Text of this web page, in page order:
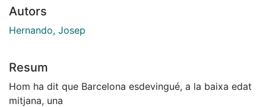
Autors
Hernando, Josep
Resum
Hom ha dit que Barcelona esdevingué, a la baixa edat
mitjana, una